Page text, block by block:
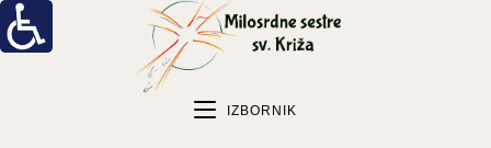
IZBORNIK